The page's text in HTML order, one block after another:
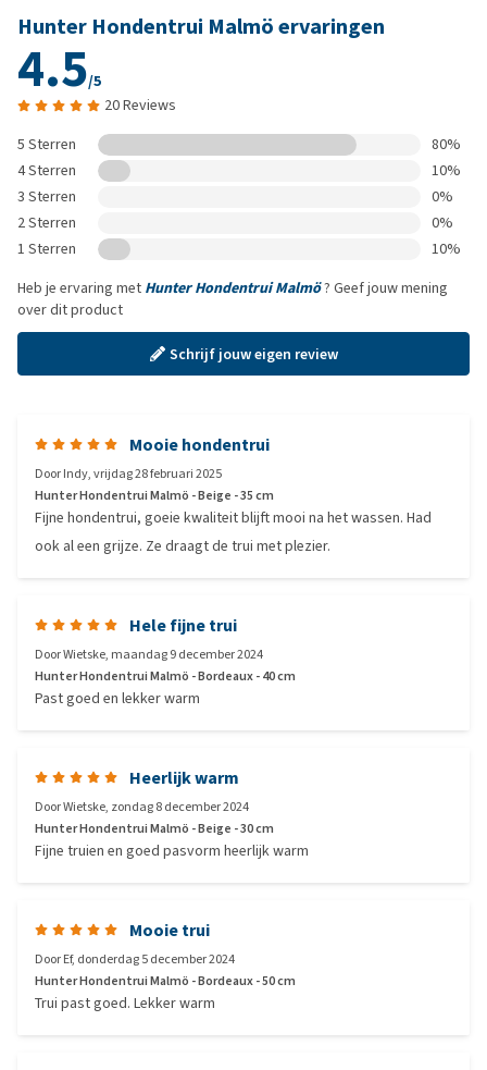
Hunter Hondentrui Malmö ervaringen
4.5/5
20 Reviews
5 Sterren
80%
4 Sterren
10%
3 Sterren
0%
2 Sterren
0%
1 Sterren
10%
Heb je ervaring met Hunter Hondentrui Malmö? Geef jouw mening
over dit product
Schrijf jouw eigen review
Mooie hondentrui
DoorIndy,vrijdag 28 februari 2025
Hunter Hondentrui Malmö - Beige - 35 cm
Fijne hondentrui, goeie kwaliteit blijft mooi na het wassen. Had
ook al een grijze. Ze draagt de trui met plezier.
Hele fijne trui
DoorWietske, maandag 9 december 2024
Hunter Hondentrui Malmö - Bordeaux - 40 cm
Past goed en lekker warm
Heerlijk warm
DoorWietske, zondag 8 december 2024
Hunter Hondentrui Malmö - Beige - 30 cm
Fijne truien en goed pasvorm heerlijk warm
Mooie trui
DoorEf, donderdag 5 december 2024
Hunter Hondentrui Malmö - Bordeaux - 50 cm
Trui past goed. Lekker warm